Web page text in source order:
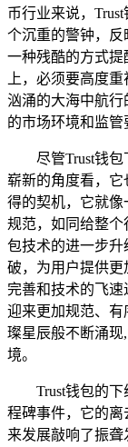
币行业来说，
个沉重的警钟，
一种残酷的方式
上，必须要高度
汹涌的大海中航
的市场环境和监管
尽管Trust钱
崭新的角度看，
得的契机，它就像
规范，如同给整
包技术的进一步
破，为用户提供
完善和技术的飞
迎来更加规范、
璨星辰般不断涌
境。
Trust钱包的
程碑事件，它的
来发展敲响了振